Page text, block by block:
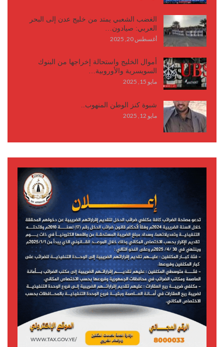
الغضب الشعبي يمتد من خليج عدن إلى البحر
العربي: صيادون…
أغسطس 20, 2025
أموال الخليج واستحالة إخراجها من البنوك
السويسرية والأوروبية…
مايو 15, 2025
شبوة كنز الوطن المنهوب..
مايو 12, 2025